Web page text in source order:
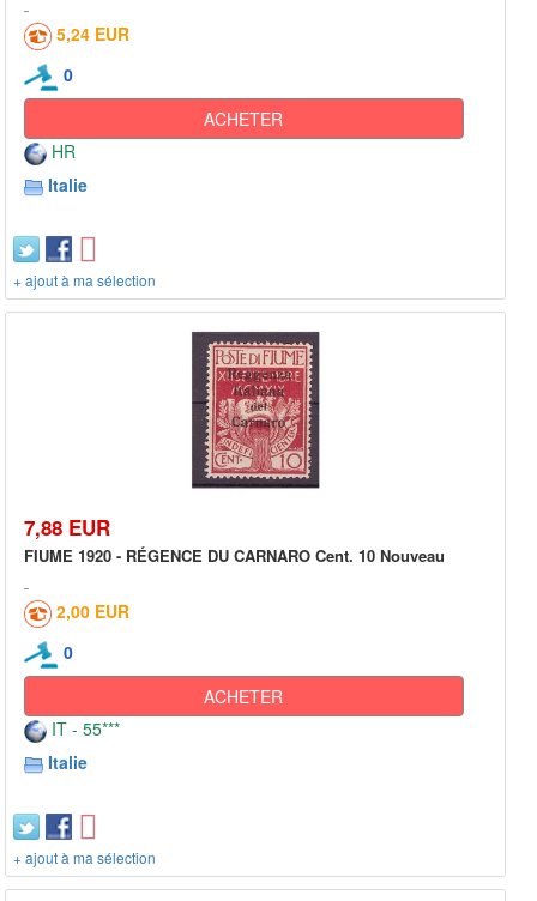
5,24 EUR
0
ACHETER
HR
Italie
+ ajout à ma sélection
7,88 EUR
FIUME 1920 - RÉGENCE DU CARNARO Cent. 10 Nouveau
2,00 EUR
0
ACHETER
IT - 55***
Italie
+ ajout à ma sélection